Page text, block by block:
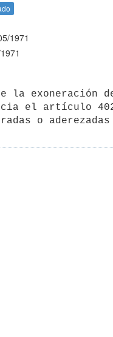
1971
la exoneración
el artículo
o